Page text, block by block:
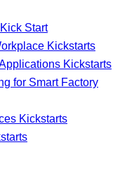
Start
Kickstarts
Kickstarts
for Smart Factory
Kickstarts